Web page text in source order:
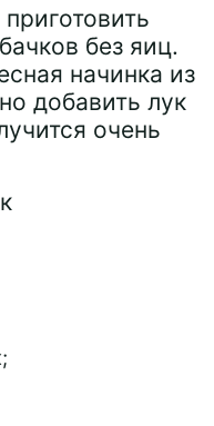
без яиц.
начинка из
добавить лук
очень